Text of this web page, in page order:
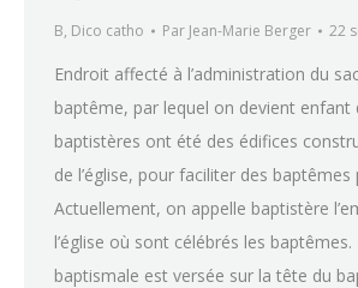
B, Dico catho Par Jean-Marie Berger 22
Endroit affecté à l’administration du
baptême, par lequel on devient enfant
baptistères ont été des édifices
de l’église, pour faciliter des
Actuellement, on appelle baptistère
l’église où sont célébrés les baptêmes.
baptismale est versée sur la tête du